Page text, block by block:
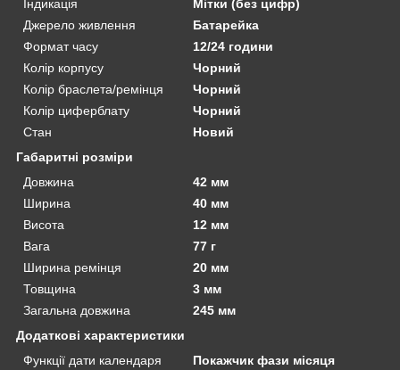
Індикація
Мітки (без цифр)
Джерело живлення
Батарейка
Формат часу
12/24 години
Колір корпусу
Чорний
Колір браслета/ремінця
Чорний
Колір циферблату
Чорний
Стан
Новий
Габаритні розміри
Довжина
42 мм
Ширина
40 мм
Висота
12 мм
Вага
77 г
Ширина ремінця
20 мм
Товщина
3 мм
Загальна довжина
245 мм
Додаткові характеристики
Функції дати календаря
Покажчик фази місяця